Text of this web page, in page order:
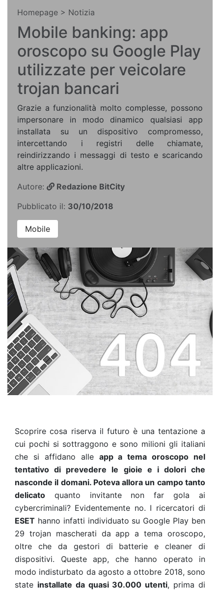
Homepage > Notizia
Mobile banking: app
oroscopo su Google Play
utilizzate per veicolare
trojan bancari
Grazie a funzionalità molto complesse, possono
impersonare in modo dinamico qualsiasi app
installata su un dispositivo compromesso,
intercettando i registri delle chiamate,
reindirizzando i messaggi di testo e scaricando
altre applicazioni.
Autore:
Redazione BitCity
Pubblicato il: 30/10/2018
Mobile
Scoprire cosa riserva il futuro è una tentazione a
cui pochi si sottraggono e sono milioni gli italiani
che si affidano alle app a tema oroscopo nel
tentativo di prevedere le gioie e i dolori che
nasconde il domani. Poteva allora un campo tanto
delicato quanto invitante non far gola ai
cybercriminali? Evidentemente no. I ricercatori di
ESET hanno infatti individuato su Google Play ben
29 trojan mascherati da app a tema oroscopo,
oltre che da gestori di batterie e cleaner di
dispositivi. Queste app, che hanno operato in
modo indisturbato da agosto a ottobre 2018, sono
state installate da quasi 30.000 utenti, prima di